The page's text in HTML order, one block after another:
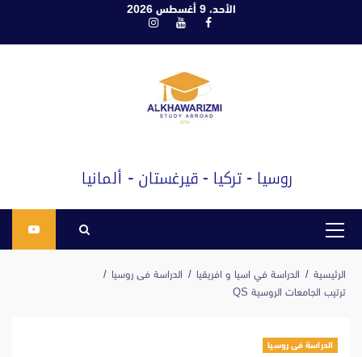
الأحد، 9 أغسطس 2026
فيسبوكيوتيوبانستغرام
القائمة
الرئيسية الدراسة في اسيا و افريقيا
الدراسة فى روسيا
ترتيب الجامعات الروسية QS
الدراسة فى روسيا